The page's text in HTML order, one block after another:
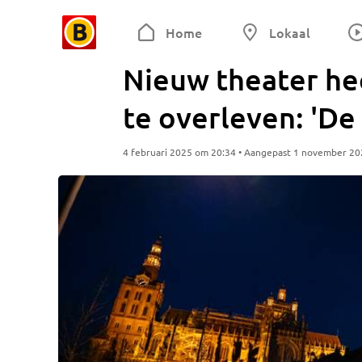
Home Lokaal
Nieuw theater
te overleven:
4 februari 2025 om 20:34 • Aangepast 1 november